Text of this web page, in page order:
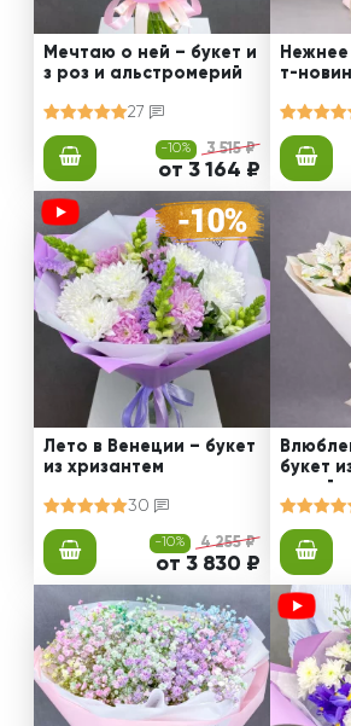
Мечтаю о ней – букет и
з роз и альстромерий
27
-10% 3 515 ₽
от 3 164 ₽
т-
Лето в Венеции – букет
из хризантем
30
-10% 4 255 ₽
от 3 830 ₽
букет
мерий